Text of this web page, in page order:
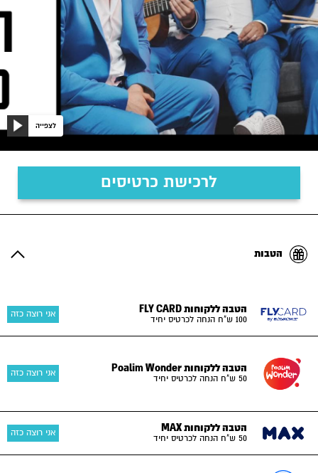
לצפייה
לרכישת כרטיסים
הטבות
הטבה ללקוחות FLY CARD
100 ש"ח הנחה לכרטיס יחיד
אני רוצה כזה
הטבה ללקוחות Poalim Wonder
50 ש"ח הנחה לכרטיס יחיד
אני רוצה כזה
הטבה ללקוחות MAX
50 ש"ח הנחה לכרטיס יחיד
אני רוצה כזה